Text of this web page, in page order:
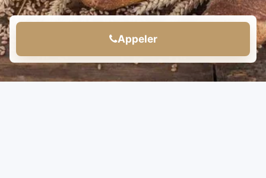
Appeler